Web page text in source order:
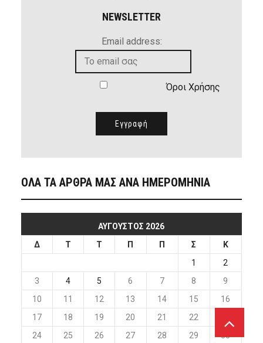
NEWSLETTER
Email address:
Όροι Χρήσης
ΟΛΑ ΤΑ ΑΡΘΡΑ ΜΑΣ ΑΝΑ ΗΜΕΡΟΜΗΝΙΑ
ΑΎΓΟΥΣΤΟΣ 2026
Δ
Τ Τ Π Π Σ
Κ
1
2
3
4 5 6 7 8
9
10
11 12 13 14 15
16
17
18 19 20 21 22
24
25 26 27 28 29 30